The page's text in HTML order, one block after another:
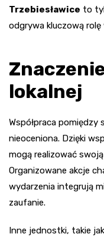
Trzebiesławice to
odgrywa kluczową rolę
lokalnej
Współpraca pomiędzy
nieoceniona. Dzięki
mogą realizować
Organizowane akcje
wydarzenia integrują
zaufanie.
Inne jednostki, takie jak